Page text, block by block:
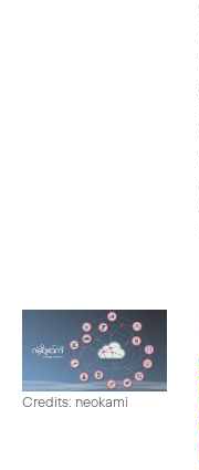
Credits: neokami